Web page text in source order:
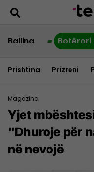
Ballina Botërori
Prishtina Prizreni
Magazina
Yjet
"Dhuroje për
në nevojë